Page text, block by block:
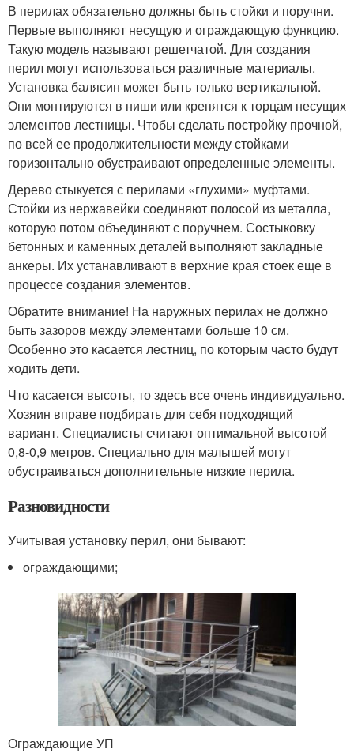
В перилах обязательно должны быть стойки и поручни.
Первые выполняют несущую и ограждающую функцию.
Такую модель называют решетчатой. Для создания
перил могут использоваться различные материалы.
Установка балясин может быть только вертикальной.
Они монтируются в ниши или крепятся к торцам несущих
элементов лестницы. Чтобы сделать постройку прочной,
по всей ее продолжительности между стойками
горизонтально обустраивают определенные элементы.
Дерево стыкуется с перилами «глухими» муфтами.
Стойки из нержавейки соединяют полосой из металла,
которую потом объединяют с поручнем. Состыковку
бетонных и каменных деталей выполняют закладные
анкеры. Их устанавливают в верхние края стоек еще в
процессе создания элементов.
Обратите внимание! На наружных перилах не должно
быть зазоров между элементами больше 10 см.
Особенно это касается лестниц, по которым часто будут
ходить дети.
Что касается высоты, то здесь все очень индивидуально.
Хозяин вправе подбирать для себя подходящий
вариант. Специалисты считают оптимальной высотой
0,8-0,9 метров. Специально для малышей могут
обустраиваться дополнительные низкие перила.
Разновидности
Учитывая установку перил, они бывают:
ограждающими;
Ограждающие УП